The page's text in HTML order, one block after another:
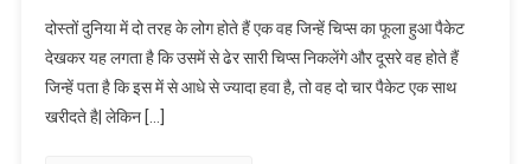
दोस्तों दुनिया में दो तरह के लोग होते हैं एक वह जिन्हें चिप्स का फूला हुआ पैकेट
देखकर यह लगता है कि उसमें से ढेर सारी चिप्स निकलेंगे और दूसरे वह होते हैं
जिन्हें पता है कि इस में से आधे से ज्यादा हवा है, तो वह दो चार पैकेट एक साथ
खरीदते है| लेकिन […]